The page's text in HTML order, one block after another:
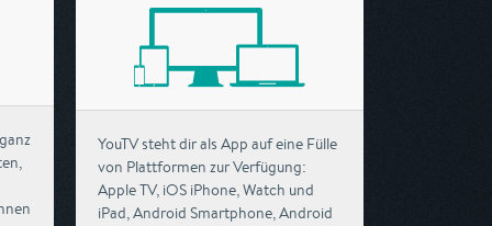
YouTV steht dir als App auf eine Fülle
von Plattformen zur Verfügung:
Apple TV, iOS iPhone, Watch und
iPad, Android Smartphone, Android